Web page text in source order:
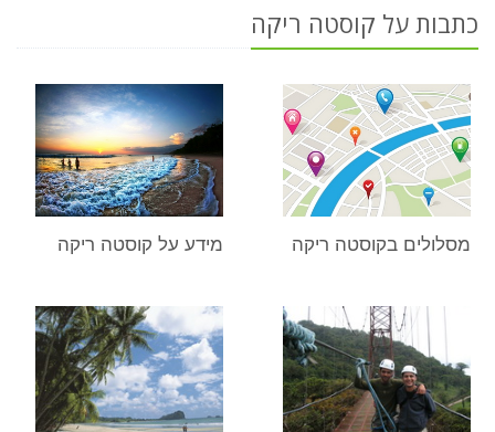
כתבות על קוסטה ריקה
מסלולים בקוסטה ריקה מידע על קוסטה ריקה